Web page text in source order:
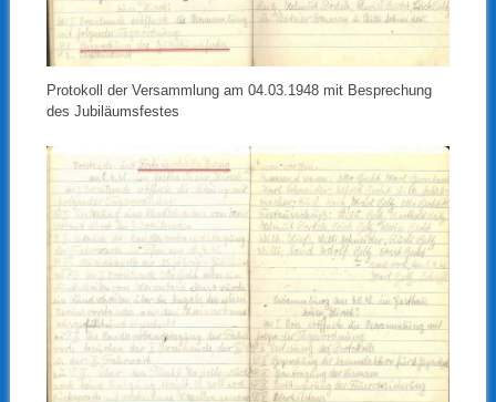
Protokoll der Versammlung am 04.03.1948 mit Besprechung
des Jubiläumsfestes